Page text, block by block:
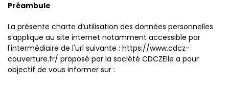
Préambule
La présente charte d’utilisation des données personnelles
s’applique au site internet notamment accessible par
l'intermédiaire de l'url suivante : https://www.cdcz-
couverture.fr/ proposé par la société CDCZElle a pour
objectif de vous informer sur :